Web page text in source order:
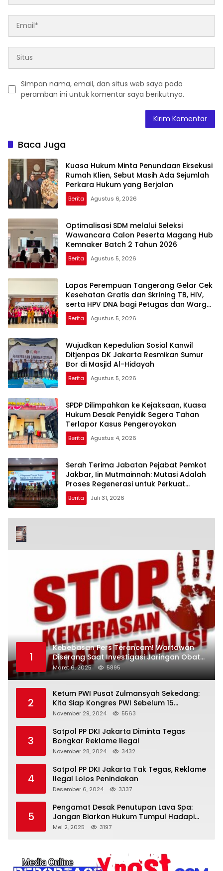
Simpan nama, email, dan situs web saya pada
peramban ini untuk komentar saya berikutnya.
Baca Juga
Kuasa Hukum Minta Penundaan Eksekusi
Rumah Klien, Sebut Masih Ada Sejumlah
Perkara Hukum yang Berjalan
Berita Agustus 6, 2026
Optimalisasi SDM melalui Seleksi
Wawancara Calon Peserta Magang Hub
Kemnaker Batch 2 Tahun 2026
Berita Agustus 5, 2026
Lapas Perempuan Tangerang Gelar Cek
Kesehatan Gratis dan Skrining TB, HIV,
serta HPV DNA bagi Petugas dan Warga
Binaan
Berita Agustus 5, 2026
Wujudkan Kepedulian Sosial Kanwil
Ditjenpas DK Jakarta Resmikan Sumur
Bor di Masjid Al-Hidayah
Berita Agustus 5, 2026
SPDP Dilimpahkan ke Kejaksaan, Kuasa
Hukum Desak Penyidik Segera Tahan
Terlapor Kasus Pengeroyokan
Berita Agustus 4, 2026
Serah Terima Jabatan Pejabat Pemkot
Jakbar, Iin Mutmainnah: Mutasi Adalah
Proses Regenerasi untuk Perkuat
Pelayanan Publik
Berita Juli 31, 2026
1
Kebebasan Pers Terancam! Wartawan
Diserang Saat Investigasi Jaringan Obat
Terlarang
Maret 6, 2025 5895
2
Ketum PWI Pusat Zulmansyah Sekedang:
Kita Siap Kongres PWI Sebelum 15
Desember 2024
November 29, 2024 5563
3
Satpol PP DKI Jakarta Diminta Tegas
Bongkar Reklame Ilegal
November 28, 2024 3432
4
Satpol PP DKI Jakarta Tak Tegas, Reklame
Ilegal Lolos Penindakan
Desember 6, 2024 3337
5
Pengamat Desak Penutupan Lava Spa:
Jangan Biarkan Hukum Tumpul Hadapi
‘Spa Berkedok
Mei 2, 2025 3197